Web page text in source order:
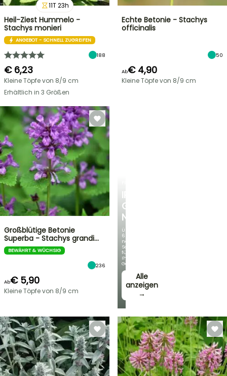
IRIS
GERMANICA
NEUHEITEN
Über
60
neue
Sorten
für
Ihren
Garten!
Alle
anzeigen
→
11T23h
Heil-Ziest Hummelo -
Stachys monieri
ANGEBOT - SCHNELL ZUGREIFEN
188
€ 6,23
Kleine Töpfe von 8/9 cm
Erhältlich in 3 Größen
Echte Betonie - Stachys
officinalis
50
Ab€ 4,90
Kleine Töpfe von 8/9 cm
Großblütige Betonie
Superba - Stachys grandi…
BEWÄHRT & WÜCHSIG
236
Ab€ 5,90
Kleine Töpfe von 8/9 cm